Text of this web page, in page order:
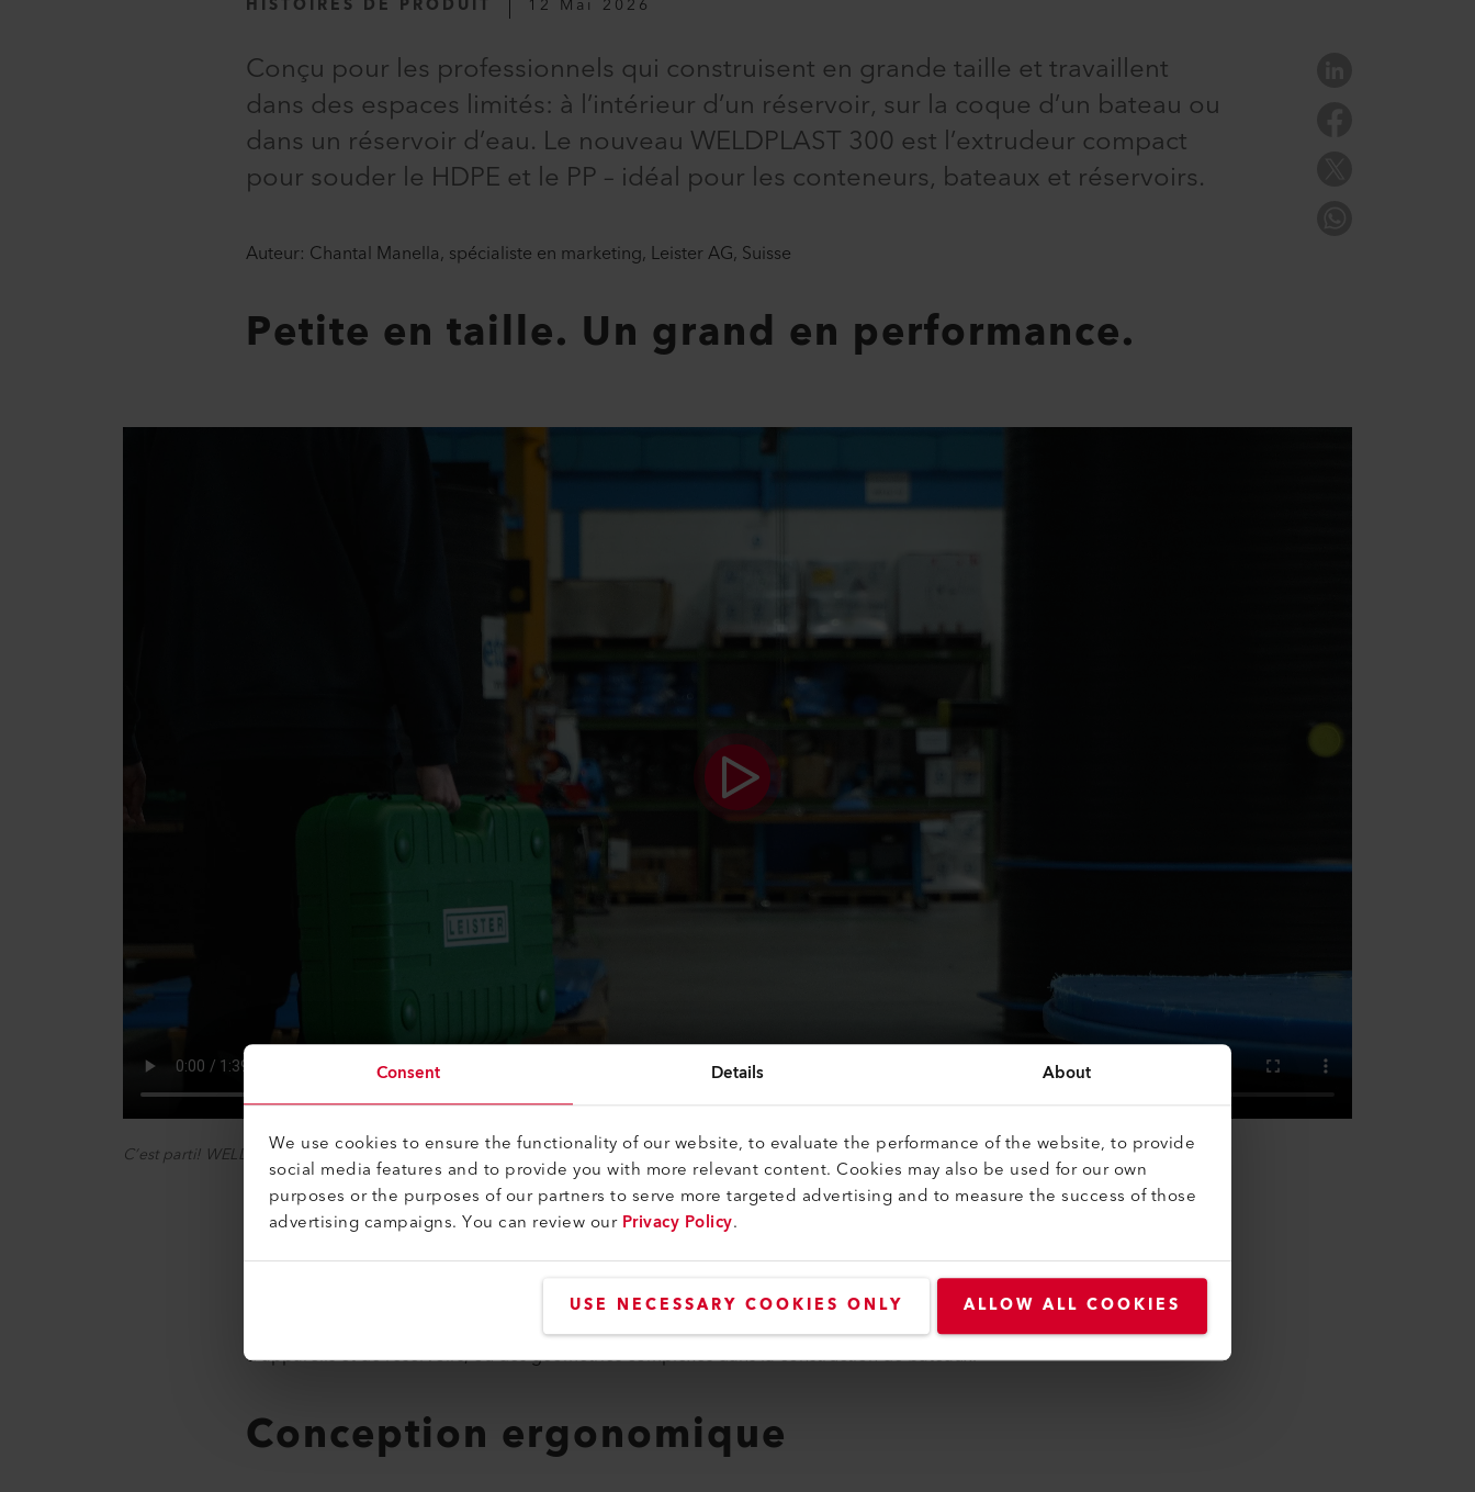
Consent Details About
We use cookies to ensure the functionality of our website, to evaluate the performance of the website, to provide
social media features and to provide you with more relevant content. Cookies may also be used for our own
purposes or the purposes of our partners to serve more targeted advertising and to measure the success of those
advertising campaigns. You can review ourPrivacy Policy.
USE NECESSARY COOKIES ONLY ALLOW ALL COOKIES
HISTOIRES DE PRODUIT 12 Mai 2026
Conçu pour les professionnels qui construisent en grande taille et travaillent
dans des espaces limités: à l’intérieur d’un réservoir, sur la coque d’un bateau ou
dans un réservoir d’eau. Le nouveau WELDPLAST 300 est l’extrudeur compact
pour souder le HDPE et le PP – idéal pour les conteneurs, bateaux et réservoirs.
Auteur: Chantal Manella, spécialiste en marketing, Leister AG, Suisse
Petite en taille. Un grand en performance.
C’est parti! WELDPLAST 300 en action
d’extrusion de plus de 3 kg/h, la WELDPLAST 300 est la solution idéale pour des sections de soudure de taille moyenne à
grande. Elle délivre la puissance exactement là où elle est nécessaire: contrôlée, constante et fiable. Que ce soit pour
souder des arbres de pompe et des réservoirs d’eau, assembler des composants en plastique dans la construction
d’appareils et de réservoirs, ou des géométries complexes dans la construction de bateaux.
Conception ergonomique